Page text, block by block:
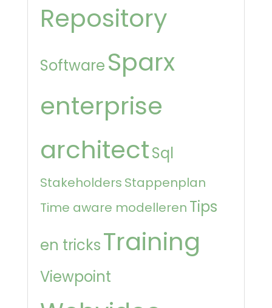
Repository
Software Sparx
enterprise
architectSql
Stakeholders Stappenplan
Time aware modelleren Tips
en tricksTraining
Viewpoint